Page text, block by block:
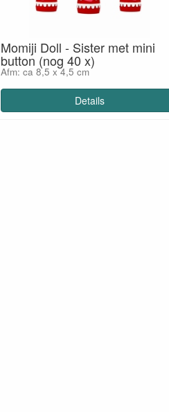
Momiji Doll - Sister met mini
button (nog 40 x)
Afm: ca 8,5 x 4,5 cm
Details